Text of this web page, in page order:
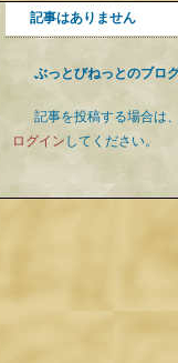
記事はありません
ぶっとびねっとのブロ
記事を投稿する場合は
ログイン してください。